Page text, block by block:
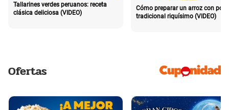
Tallarines verdes peruanos: receta
clásica deliciosa (VIDEO)
Cómo preparar un arroz con pollo
tradicional riquísimo (VIDEO)
Ofertas